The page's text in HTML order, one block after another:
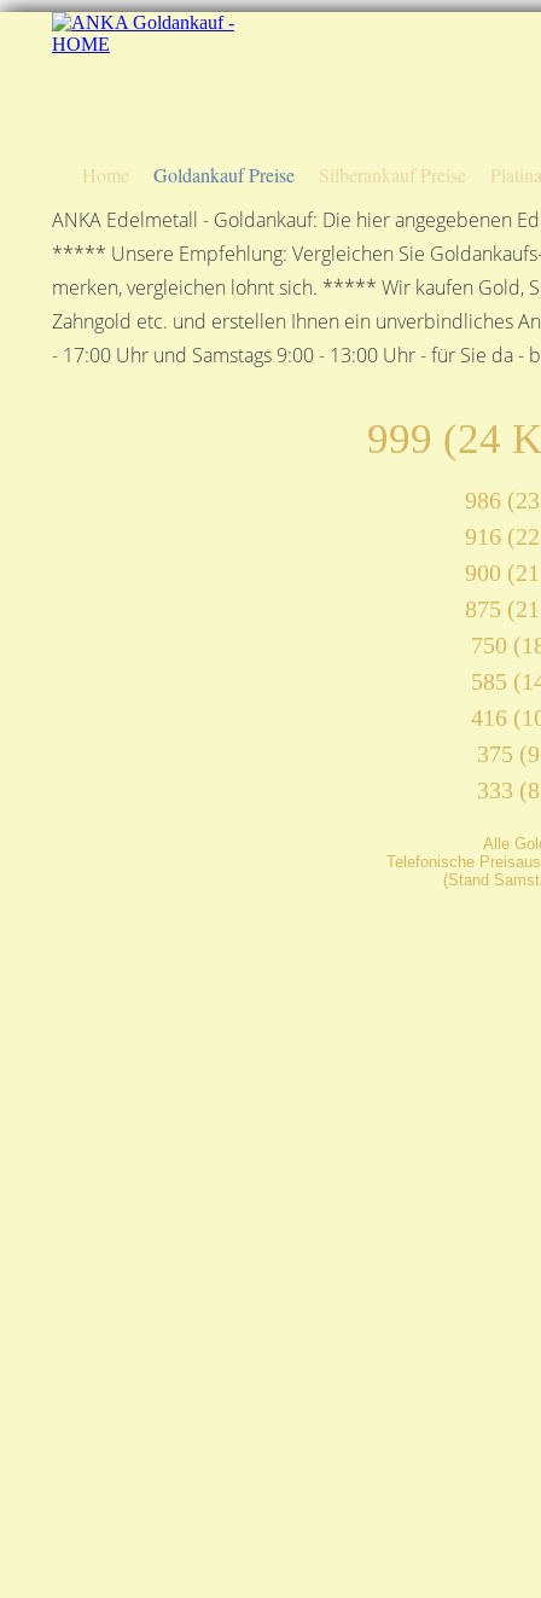
Home Goldankauf Preise Silberankauf Preise
ANKA Edelmetall - Goldankauf: Die hier angegebenen
***** Unsere Empfehlung: Vergleichen Sie
merken, vergleichen lohnt sich. ***** Wir kaufen Gold,
Zahngold etc. und erstellen Ihnen ein unverbindliches
- 17:00 Uhr und Samstags 9:00 - 13:00 Uhr - für Sie
999 (24
986
916
900
875
750
585
416
375
333
Alle
Telefonische
(Stand